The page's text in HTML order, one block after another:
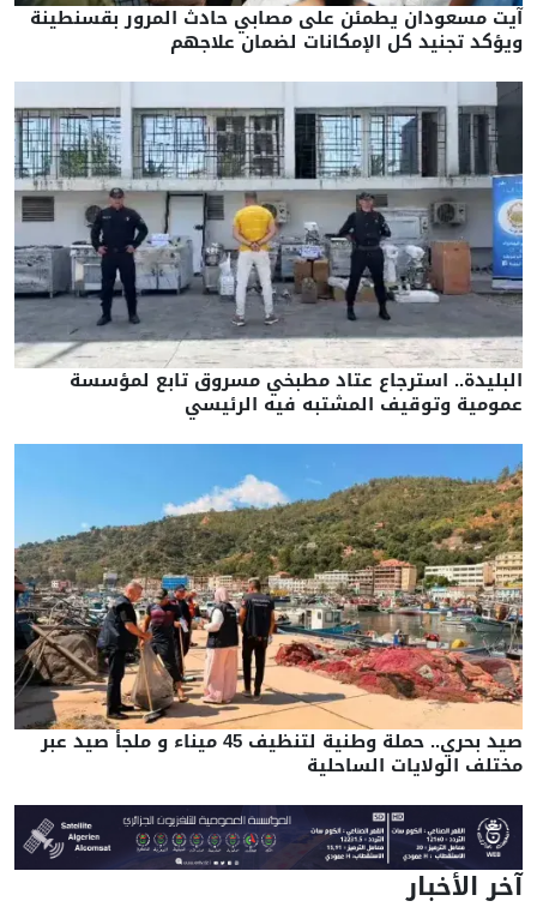
آيت مسعودان يطمئن على مصابي حادث المرور بقسنطينة
ويؤكد تجنيد كل الإمكانات لضمان علاجهم
البليدة.. استرجاع عتاد مطبخي مسروق تابع لمؤسسة
عمومية وتوقيف المشتبه فيه الرئيسي
صيد بحري.. حملة وطنية لتنظيف 45 ميناء و ملجأ صيد عبر
مختلف الولايات الساحلية
آخر الأخبار